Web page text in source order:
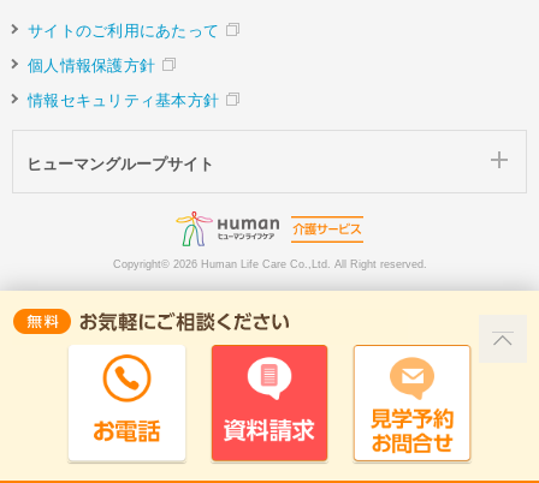
サイトのご利用にあたって
個人情報保護方針
情報セキュリティ基本方針
ヒューマングループサイト
Copyright© 2026 Human Life Care Co.,Ltd. All Right reserved.